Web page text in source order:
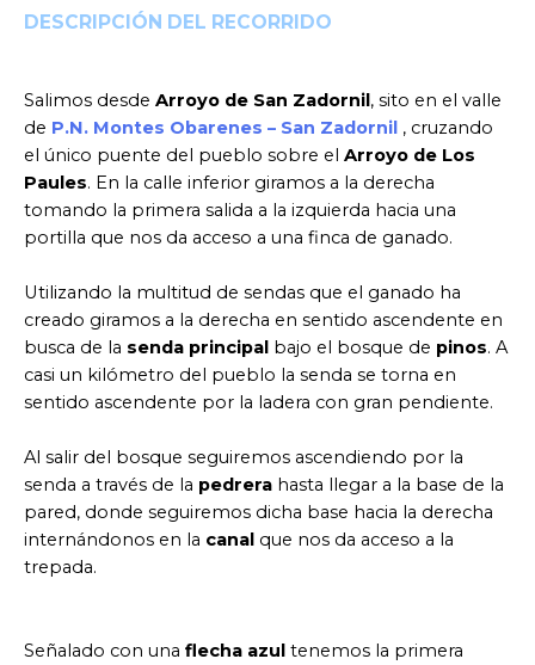
DESCRIPCIÓN DEL RECORRIDO
Salimos desde Arroyo de San Zadornil, sito en el valle
de P.N. Montes Obarenes – San Zadornil , cruzando
el único puente del pueblo sobre el Arroyo de Los
Paules. En la calle inferior giramos a la derecha
tomando la primera salida a la izquierda hacia una
portilla que nos da acceso a una finca de ganado.
Utilizando la multitud de sendas que el ganado ha
creado giramos a la derecha en sentido ascendente en
busca de la senda principal bajo el bosque de pinos. A
casi un kilómetro del pueblo la senda se torna en
sentido ascendente por la ladera con gran pendiente.
Al salir del bosque seguiremos ascendiendo por la
senda a través de la pedrera hasta llegar a la base de la
pared, donde seguiremos dicha base hacia la derecha
internándonos en la canal que nos da acceso a la
trepada.
Señalado con una flecha azul tenemos la primera